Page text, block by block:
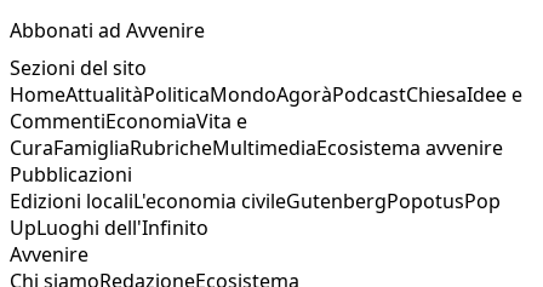
Abbonati ad Avvenire
Sezioni del sito
HomeAttualitàPoliticaMondoAgoràPodcastChiesaIdee e
CommentiEconomiaVita e
CuraFamigliaRubricheMultimediaEcosistema avvenire
Pubblicazioni
Edizioni localiL'economia civileGutenbergPopotusPop
UpLuoghi dell'Infinito
Avvenire
Chi siamoRedazioneEcosistema